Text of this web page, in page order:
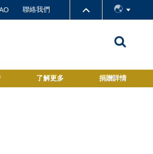
聯絡我們
了解更多 捐贈詳情